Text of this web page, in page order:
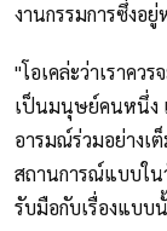
งานกรรมการซึ่งอ
"โอเคล่ะว่าเราคว
เป็นมนุษย์คนหนึ่ง
อารมณ์ร่วมอย่างเ
สถานการณ์แบบใน
รับมือกับเรื่องแบบ